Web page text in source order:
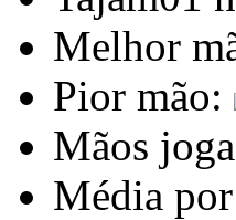
Melhor
Pior mão:
Mãos
Média